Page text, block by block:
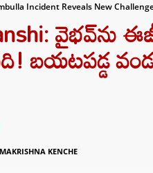
Incident Reveals New
వైభవ్‌ను
బయటపడ్డ
KENCHE